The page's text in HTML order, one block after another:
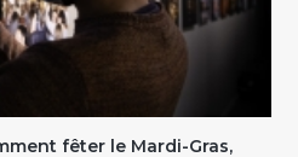
fêter le Mardi-Gras,